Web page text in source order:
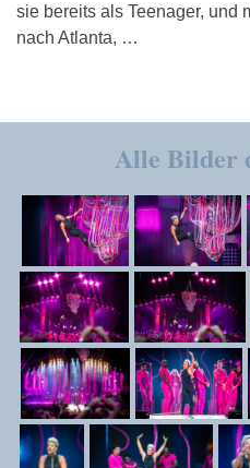
sie bereits als Teenager, und
nach Atlanta, …
Alle Bilder